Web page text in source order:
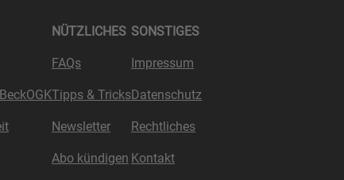
NÜTZLICHES
FAQs
Tipps & Tricks
Newsletter
Abo kündigen
SONSTIGES
Impressum
Datenschutz
Rechtliches
Kontakt